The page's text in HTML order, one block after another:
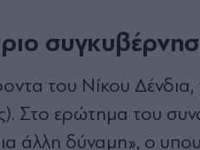
του Νίκου
Στο ερώτημα του
άλλη δύναμη», ο